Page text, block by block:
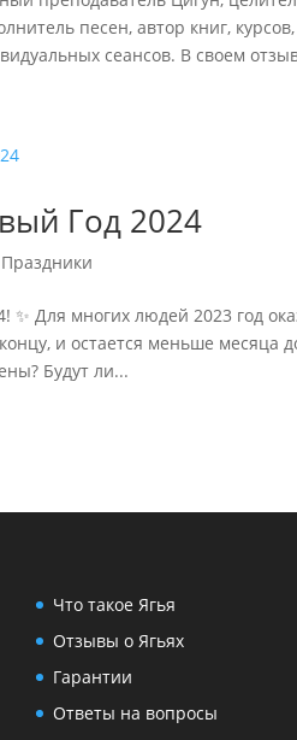
песен, автор книг,
сеансов. В своем
Год 2024
Праздники
✨ Для многих людей 2023 год
и остается меньше месяца
Будут ли...
Что такое Ягья
Отзывы о Ягьях
Гарантии
Ответы на вопросы